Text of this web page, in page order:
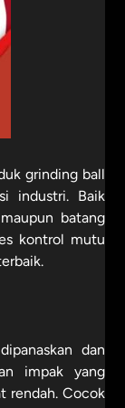
grinding ball
industri. Baik
batang
kontrol mutu
dan
impak yang
rendah. Cocok